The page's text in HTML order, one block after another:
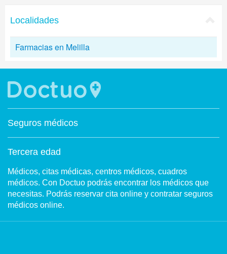
Localidades
Farmacias en Melilla
Seguros médicos
Tercera edad
Médicos, citas médicas, centros médicos, cuadros
médicos. Con Doctuo podrás encontrar los médicos que
necesitas. Podrás reservar cita online y contratar seguros
médicos online.